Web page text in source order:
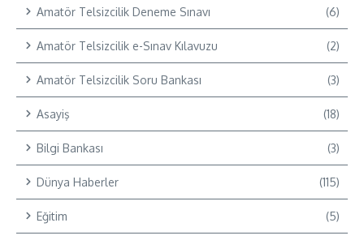
Amatör Telsizcilik Deneme Sınavı (6)
Amatör Telsizcilik e-Sınav Kılavuzu (2)
Amatör Telsizcilik Soru Bankası (3)
Asayiş (18)
Bilgi Bankası (3)
Dünya Haberler (115)
Eğitim (5)